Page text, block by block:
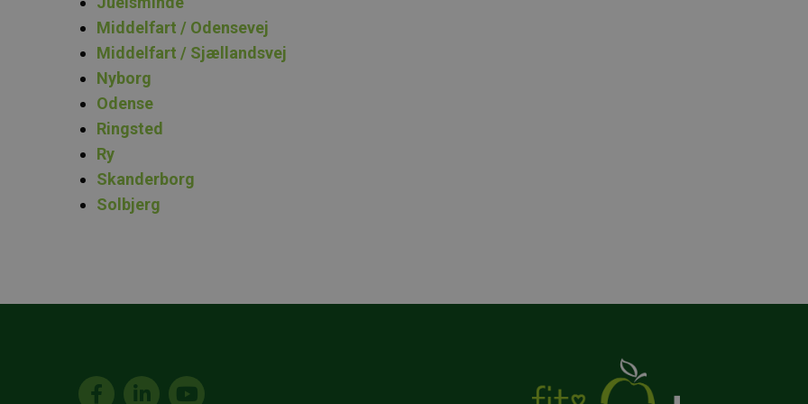
Middelfart / Odensevej
Middelfart / Sjællandsvej
Nyborg
Odense
Ringsted
Ry
Skanderborg
Solbjerg